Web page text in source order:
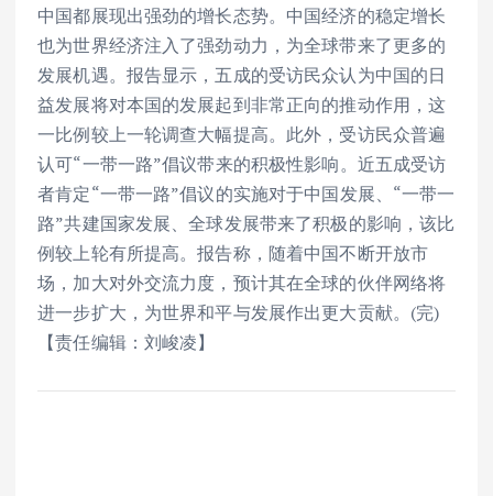
中国都展现出强劲的增长态势。中国经济的稳定增长
也为世界经济注入了强劲动力，为全球带来了更多的
发展机遇。报告显示，五成的受访民众认为中国的日
益发展将对本国的发展起到非常正向的推动作用，这
一比例较上一轮调查大幅提高。此外，受访民众普遍
认可“一带一路”倡议带来的积极性影响。近五成受访
者肯定“一带一路”倡议的实施对于中国发展、“一带一
路”共建国家发展、全球发展带来了积极的影响，该比
例较上轮有所提高。报告称，随着中国不断开放市
场，加大对外交流力度，预计其在全球的伙伴网络将
进一步扩大，为世界和平与发展作出更大贡献。(完)
【责任编辑：刘峻凌】